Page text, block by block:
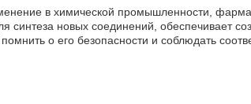
в химической промышленности,
синтеза новых соединений, обеспечивает
о его безопасности и соблюдать